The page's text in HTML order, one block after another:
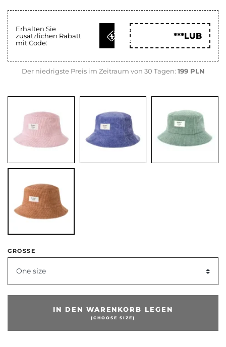
Erhalten Sie
zusätzlichen Rabatt
mit Code:
CODE
HOLEN
***LUB
Der niedrigste Preis im Zeitraum von 30 Tagen: 199 PLN
GRÖSSE
One size
IN DEN WARENKORB LEGEN
(CHOOSE SIZE)